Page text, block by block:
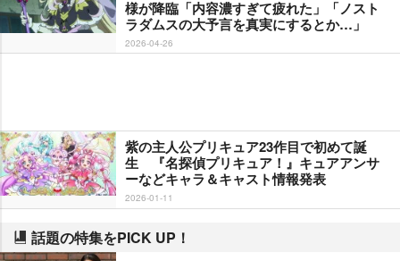
様が降臨「内容濃すぎて疲れた」「ノスト
ラダムスの大予言を真実にするとか…」
2026-04-26
紫の主人公プリキュア23作目で初めて誕
生 『名探偵プリキュア！』キュアアンサ
ーなどキャラ＆キャスト情報発表
2026-01-11
話題の特集をPICK UP！